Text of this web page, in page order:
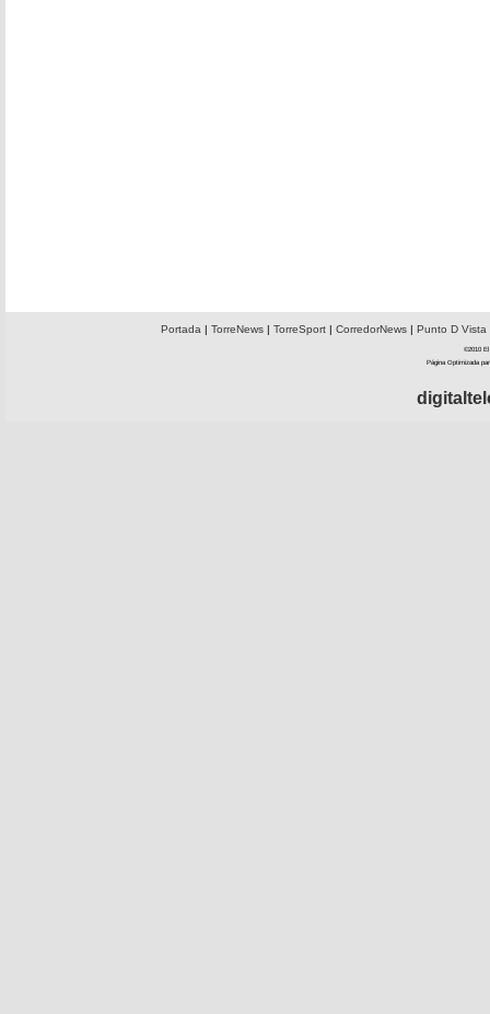
Portada | TorreNews| TorreSport| CorredorNews| Punto D Vista
©2010 El
Página Optimizada